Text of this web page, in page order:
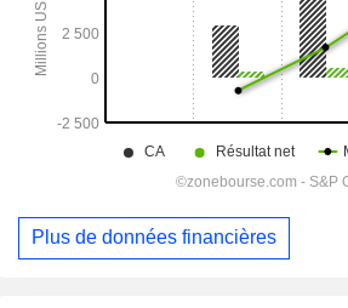
Plus de données financières